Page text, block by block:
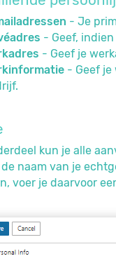
- Je
- Geef,
- Geef je
- Geef
kun je alle
naam van je
voer je daarvoor